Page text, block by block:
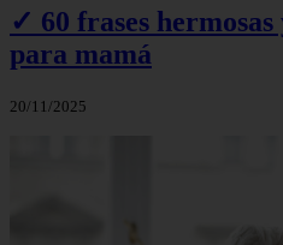
✓ 60 frases
para mamá
20/11/2025